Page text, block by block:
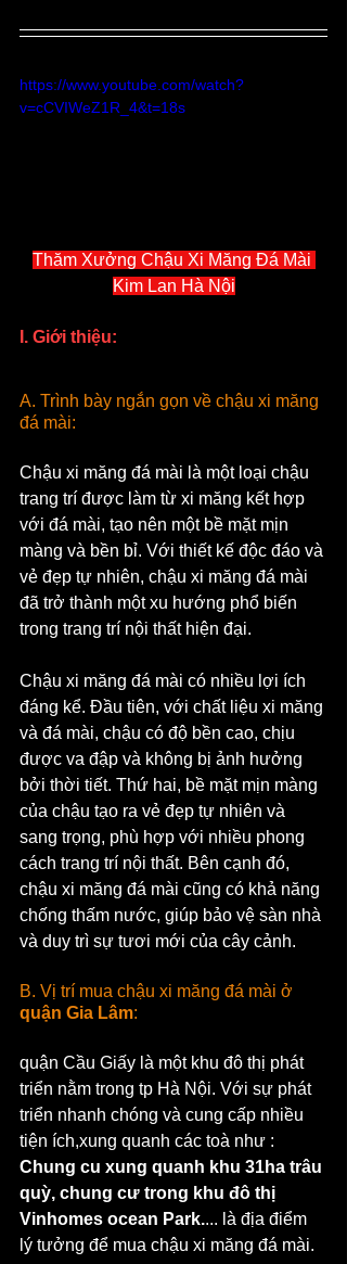
https://www.youtube.com/watch?
v=cCVIWeZ1R_4&t=18s
Thăm Xưởng Chậu Xi Măng Đá Mài
Kim Lan Hà Nội
I. Giới thiệu:
A. Trình bày ngắn gọn về chậu xi măng
đá mài:
Chậu xi măng đá mài là một loại chậu
trang trí được làm từ xi măng kết hợp
với đá mài, tạo nên một bề mặt mịn
màng và bền bỉ. Với thiết kế độc đáo và
vẻ đẹp tự nhiên, chậu xi măng đá mài
đã trở thành một xu hướng phổ biến
trong trang trí nội thất hiện đại.
Chậu xi măng đá mài có nhiều lợi ích
đáng kể. Đầu tiên, với chất liệu xi măng
và đá mài, chậu có độ bền cao, chịu
được va đập và không bị ảnh hưởng
bởi thời tiết. Thứ hai, bề mặt mịn màng
của chậu tạo ra vẻ đẹp tự nhiên và
sang trọng, phù hợp với nhiều phong
cách trang trí nội thất. Bên cạnh đó,
chậu xi măng đá mài cũng có khả năng
chống thấm nước, giúp bảo vệ sàn nhà
và duy trì sự tươi mới của cây cảnh.
B. Vị trí mua chậu xi măng đá mài ở
quận Gia Lâm:
quận Cầu Giấy là một khu đô thị phát
triển nằm trong tp Hà Nội. Với sự phát
triển nhanh chóng và cung cấp nhiều
tiện ích,xung quanh các toà như :
Chung cu xung quanh khu 31ha trâu
quỳ, chung cư trong khu đô thị
Vinhomes ocean Park.... là địa điểm
lý tưởng để mua chậu xi măng đá mài.